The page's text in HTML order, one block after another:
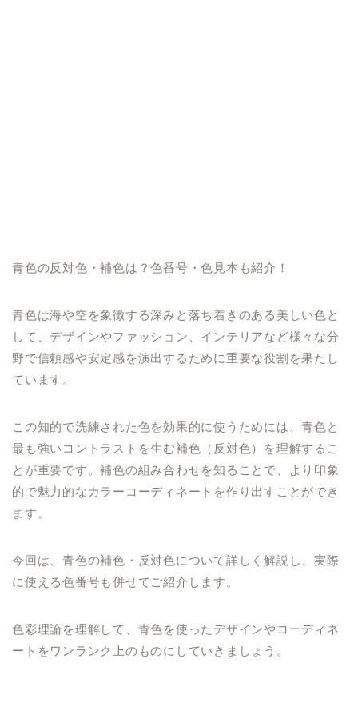
青色の反対色・補色は？色番号・色見本も紹介！
青色は海や空を象徴する深みと落ち着きのある美しい色と
して、デザインやファッション、インテリアなど様々な分
野で信頼感や安定感を演出するために重要な役割を果たし
ています。
この知的で洗練された色を効果的に使うためには、青色と
最も強いコントラストを生む補色（反対色）を理解するこ
とが重要です。補色の組み合わせを知ることで、より印象
的で魅力的なカラーコーディネートを作り出すことができ
ます。
今回は、青色の補色・反対色について詳しく解説し、実際
に使える色番号も併せてご紹介します。
色彩理論を理解して、青色を使ったデザインやコーディネ
ートをワンランク上のものにしていきましょう。